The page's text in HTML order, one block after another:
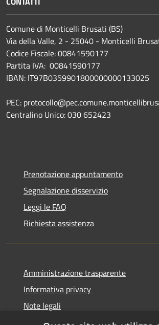
Comune di Monticelli Brusati (BS)
Via della Valle, 2 - 25040 - Monticelli
Codice Fiscale: 00841590177
Partita IVA: 00841590177
IBAN: IT97B0359901800000000133025
PEC:
Centralino Unico: 030 652423
Prenotazione appuntamento
Segnalazione disservizio
Leggi le FAQ
Richiesta assistenza
Amministrazione trasparente
Informativa privacy
Note legali
Dichiarazione di accessibilità